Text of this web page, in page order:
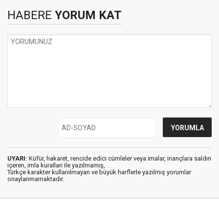
HABERE YORUM KAT
UYARI: Küfür, hakaret, rencide edici cümleler veya imalar, inançlara saldırı
içeren, imla kuralları ile yazılmamış,
Türkçe karakter kullanılmayan ve büyük harflerle yazılmış yorumlar
onaylanmamaktadır.